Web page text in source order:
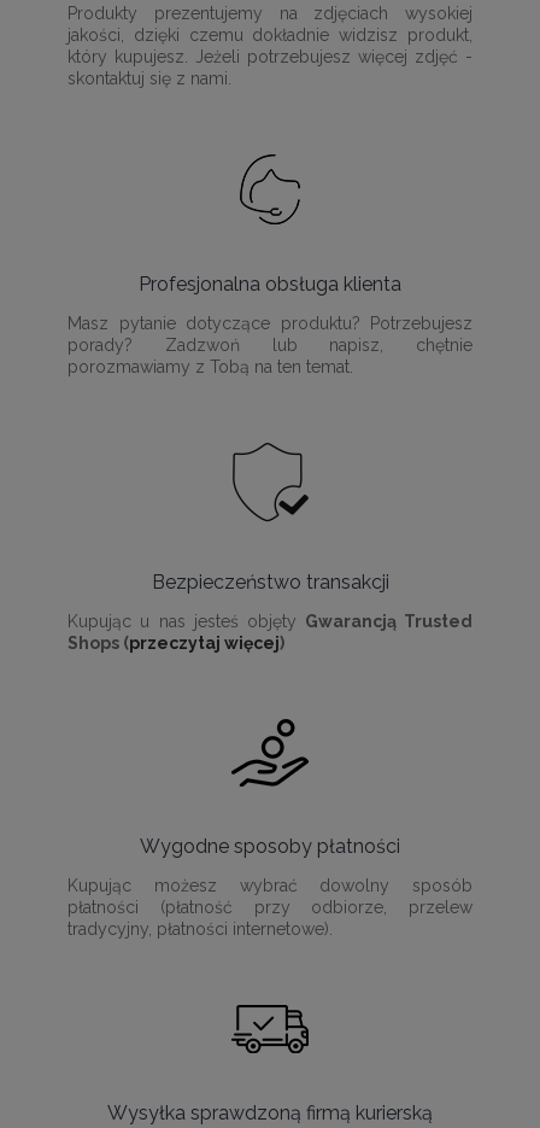
Produkty prezentujemy na zdjęciach wysokiej
jakości, dzięki czemu dokładnie widzisz produkt,
który kupujesz. Jeżeli potrzebujesz więcej zdjęć -
skontaktuj się z nami.
Profesjonalna obsługa klienta
Masz pytanie dotyczące produktu? Potrzebujesz
porady? Zadzwoń lub napisz, chętnie
porozmawiamy z Tobą na ten temat.
Bezpieczeństwo transakcji
Kupując u nas jesteś objęty Gwarancją Trusted
Shops (przeczytaj więcej)
Wygodne sposoby płatności
Kupując możesz wybrać dowolny sposób
płatności (płatność przy odbiorze, przelew
tradycyjny, płatności internetowe).
Wysyłka sprawdzoną firmą kurierską